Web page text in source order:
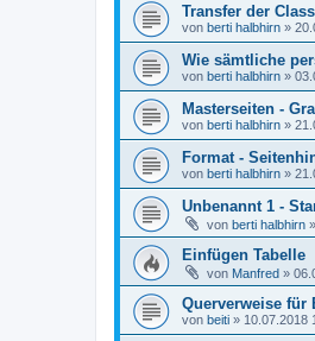
Transfer der
von berti halbhirn »
Wie sämtliche
von berti halbhirn »
Masterseiten -
von berti halbhirn »
Format -
von berti halbhirn »
Unbenannt 1 -
von berti halbhirn »
Einfügen Tabelle
von Manfred »
Querverweise für
von beiti » 10.07.2018